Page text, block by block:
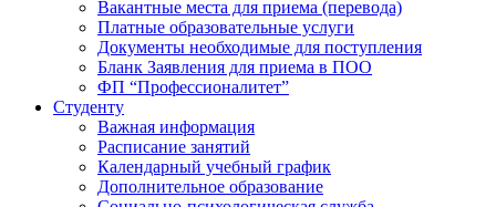
Вакантные места для приема (перевода)
Платные образовательные услуги
Документы необходимые для поступления
Бланк Заявления для приема в ПОО
ФП “Профессионалитет”
Студенту
Важная информация
Расписание занятий
Календарный учебный график
Дополнительное образование